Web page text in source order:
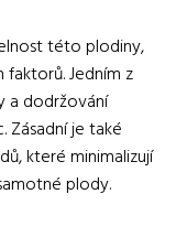
této plodiny,
faktorů. Jedním z
a dodržování
Zásadní je také
které minimalizují
plody.